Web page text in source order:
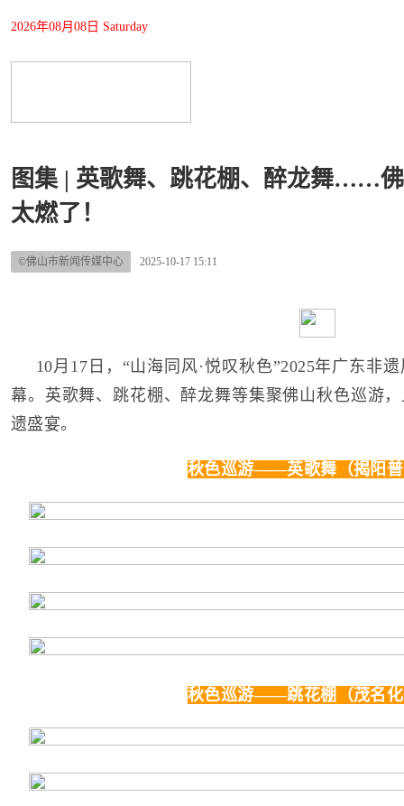
2026年08月08日 Saturday
图集 | 英歌舞、跳花棚、醉龙舞……
太燃了！
©佛山市新闻传媒中心 2025-10-17 15:11
10月17日，“山海同风·悦叹秋色”2025年广东非
幕。英歌舞、跳花棚、醉龙舞等集聚佛山秋色巡游
遗盛宴。
秋色巡游——英歌舞（揭阳
秋色巡游——跳花棚（茂名